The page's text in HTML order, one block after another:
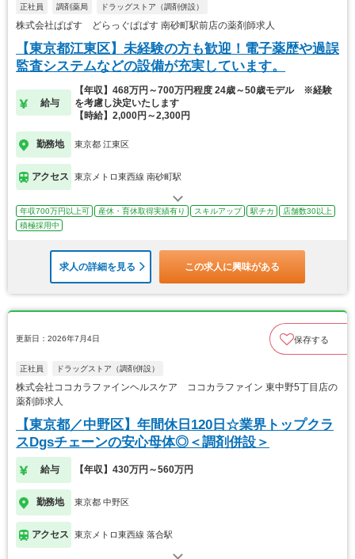
正社員 調剤薬局 ドラッグストア（調剤併設）
株式会社ぱぱす どらっぐぱぱす 南砂町駅前店の薬剤師求人
【東京都江東区】未経験の方も歓迎！電子薬歴や過誤
監査システムなどの設備が充実しています。
給与
【年収】468万円～700万円程度 24歳～50歳モデル ※経験
を考慮し決定いたします
【時給】2,000円～2,300円
勤務地 東京都 江東区
アクセス 東京メトロ東西線 南砂町駅
年収700万円以上可 産休・育休取得実績有り スキルアップ 駅チカ
店舗数30以上
積極採用中
求人の詳細を見る この求人に興味がある
更新日：2026年7月4日 保存する
正社員 ドラッグストア（調剤併設）
株式会社ココカラファインヘルスケア ココカラファイン 東中野5丁目店の
薬剤師求人
【東京都／中野区】年間休日120日☆業界トップクラ
スDgsチェーンの安心母体◎＜調剤併設＞
給与 【年収】430万円～560万円
勤務地 東京都 中野区
アクセス 東京メトロ東西線 落合駅